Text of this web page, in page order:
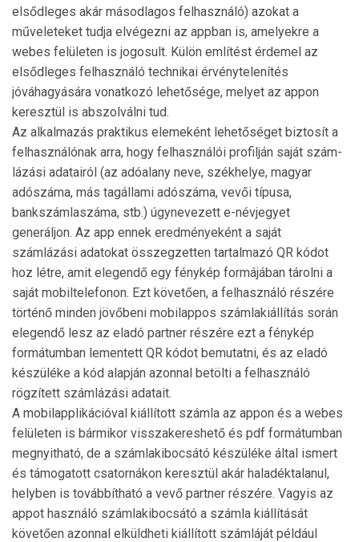
elsődleges akár másodlagos felhasználó) azokat a
művele­teket tudja elvégezni az appban is, amelyekre a
webes felületen is jogosult. Külön említést érdemel az
elsődleges felhasználó technikai érvénytelenítés
jóváhagyására vonatko­zó lehetősége, melyet az appon
keresztül is abszolválni tud.
Az alkalmazás praktikus elemeként lehetőséget biztosít a
felhasználónak arra, hogy felhasználói profilján saját szám­
lázási adatairól (az adóalany neve, székhelye, magyar
adószáma, más tagállami adószáma, vevői típusa,
bankszámlaszáma, stb.) úgynevezett e-névjegyet
generáljon. Az app en­nek eredményeként a saját
számlázási adatokat összeg­zetten tartalmazó QR kódot
hoz létre, amit elegendő egy fénykép formájában tárolni a
saját mobiltelefonon. Ezt követően, a felhasználó részére
történő minden jövőbeni mobilappos számlakiállítás során
elegendő lesz az eladó partner részére ezt a fénykép
formátumban lementett QR kódot bemutatni, és az eladó
készüléke a kód alapján azonnal betölti a felhasználó
rögzített számlázási adatait.
A mobilapplikációval kiállított számla az appon és a we­bes
felületen is bármikor visszakereshető és pdf formátumban
megnyitható, de a számlakibocsátó készülé­ke által ismert
és támogatott csatornákon keresztül akár haladéktalanul,
helyben is továbbítható a vevő partner részére. Vagyis az
appot használó számla­kibo­csátó a számla kiállítását
követően azonnal elküldheti kiállított számláját például